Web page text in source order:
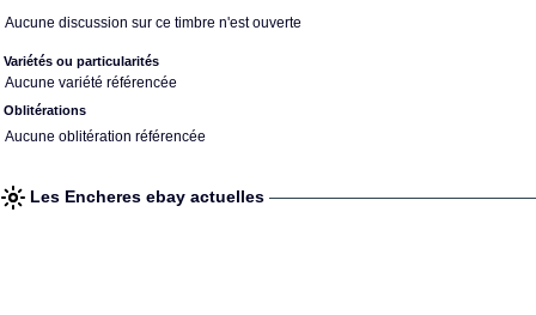
Aucune discussion sur ce timbre n'est ouverte
Variétés ou particularités
Aucune variété référencée
Oblitérations
Aucune oblitération référencée
Les Encheres ebay actuelles